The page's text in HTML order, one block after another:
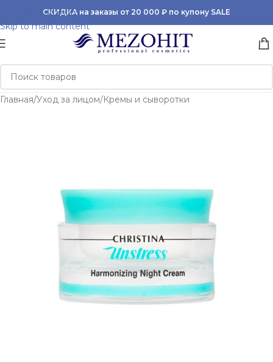
Skip to navigation
Skip to main content
СКИДКА на заказы от 20 000 ₽ по купону SALE
Главная/Уход за лицом/Кремы и сыворотки